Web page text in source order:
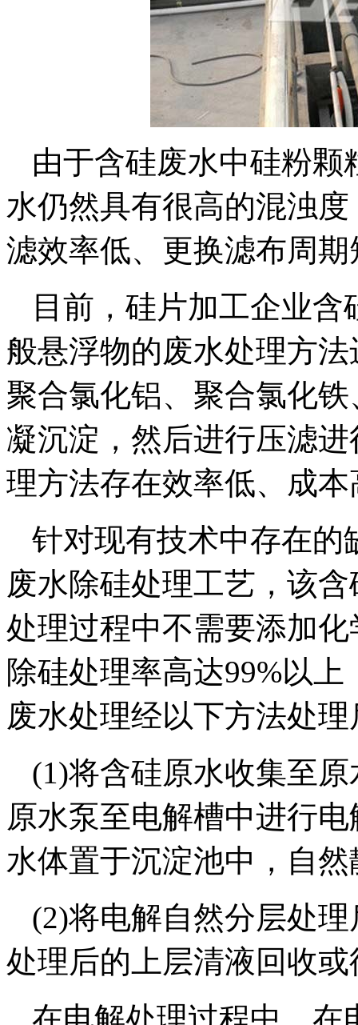
由于含硅废水中硅粉
水仍然具有很高的混浊
滤效率低、更换滤布周
目前，硅片加工企业
般悬浮物的废水处理方
聚合氯化铝、聚合氯化
凝沉淀，然后进行压滤
理方法存在效率低、成
针对现有技术中存在的
废水除硅处理工艺，该
处理过程中不需要添加
除硅处理率高达99%以
废水处理经以下方法处
(1)将含硅原水收集至
原水泵至电解槽中进行
水体置于沉淀池中，自
(2)将电解自然分层处
处理后的上层清液回收或
在电解处理过程中，在